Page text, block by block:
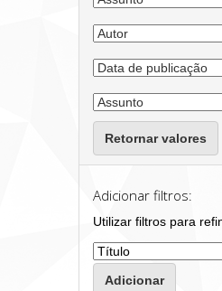
Retornar valores
Adicionar filtros:
Utilizar filtros para